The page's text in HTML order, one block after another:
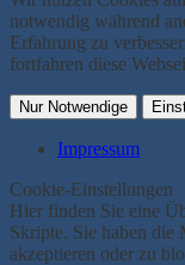
notwendig während
Erfahrung zu
fortfahren diese
Nur Notwendige
Impressum
Cookie-Einstellungen
Hier finden Sie eine
Skripte. Sie haben
akzeptieren oder zu